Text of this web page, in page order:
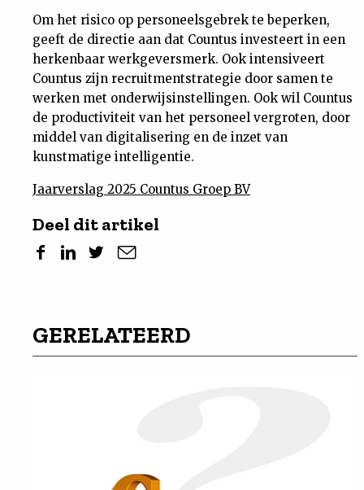
Om het risico op personeelsgebrek te beperken,
geeft de directie aan dat Countus investeert in een
herkenbaar werkgeversmerk. Ook intensiveert
Countus zijn recruitment­strategie door samen te
werken met onderwijsinstellingen. Ook wil Countus
de productiviteit van het personeel vergroten, door
middel van digitalisering en de inzet van
kunstmatige intelligentie.
Jaarverslag 2025 Countus Groep BV
Deel dit artikel
GERELATEERD